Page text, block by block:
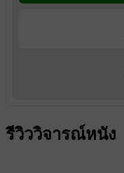
รีวิววิจารณ์หนัง